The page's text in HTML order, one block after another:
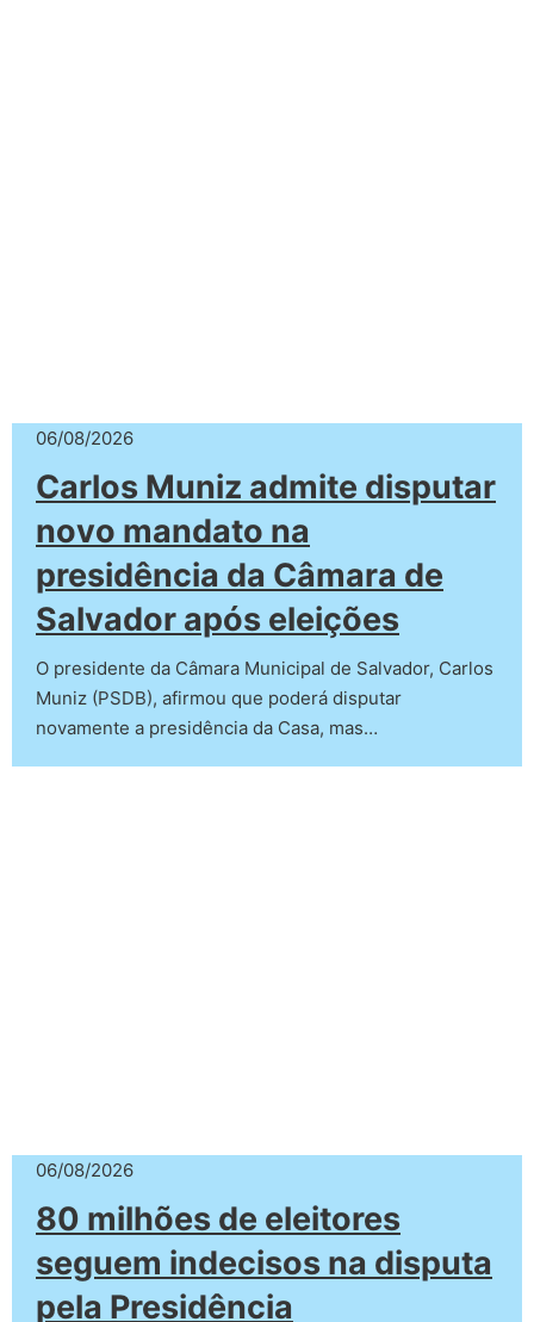
06/08/2026
Carlos Muniz admite disputar
novo mandato na
presidência da Câmara de
Salvador após eleições
O presidente da Câmara Municipal de Salvador, Carlos
Muniz (PSDB), afirmou que poderá disputar
novamente a presidência da Casa, mas…
06/08/2026
80 milhões de eleitores
seguem indecisos na disputa
pela Presidência